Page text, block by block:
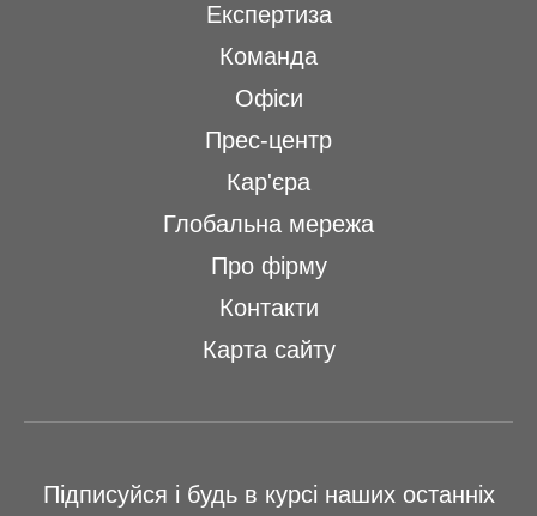
Експертиза
Команда
Офіси
Прес-центр
Кар'єра
Глобальна мережа
Про фірму
Контакти
Карта сайту
Підписуйся і будь в курсі наших останніх